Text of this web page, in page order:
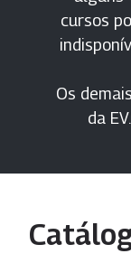
cursos
Os
da